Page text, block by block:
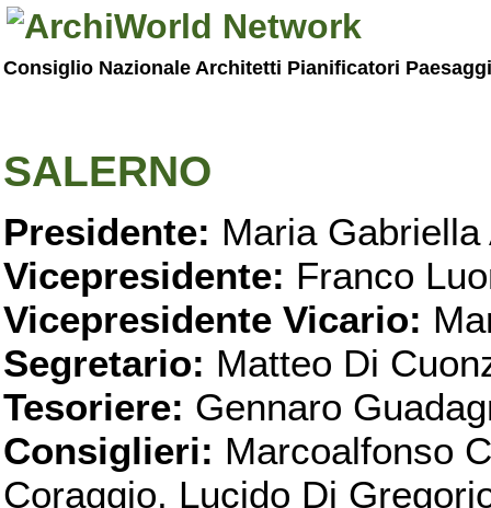
Consiglio Nazionale Architetti Pianificatori
SALERNO
Presidente: Maria Gabriella
Vicepresidente: Franco
Vicepresidente Vicario:
Segretario: Matteo Di
Tesoriere: Gennaro
Consiglieri: Marcoalfonso
Coraggio, Lucido Di